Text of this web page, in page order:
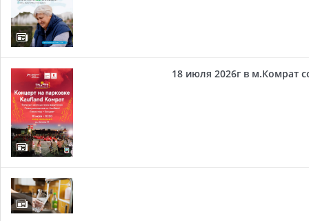
18 июля 2026г в м.Комрат